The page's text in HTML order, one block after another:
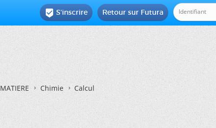
Retour sur Futura
 S'inscrire
MATIERE Chimie Calcul